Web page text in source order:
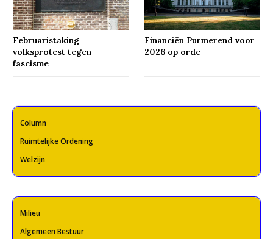
Februaristaking
volksprotest tegen
fascisme
Financiën Purmerend voor
2026 op orde
Column
Ruimtelijke Ordening
Welzijn
Milieu
Algemeen Bestuur